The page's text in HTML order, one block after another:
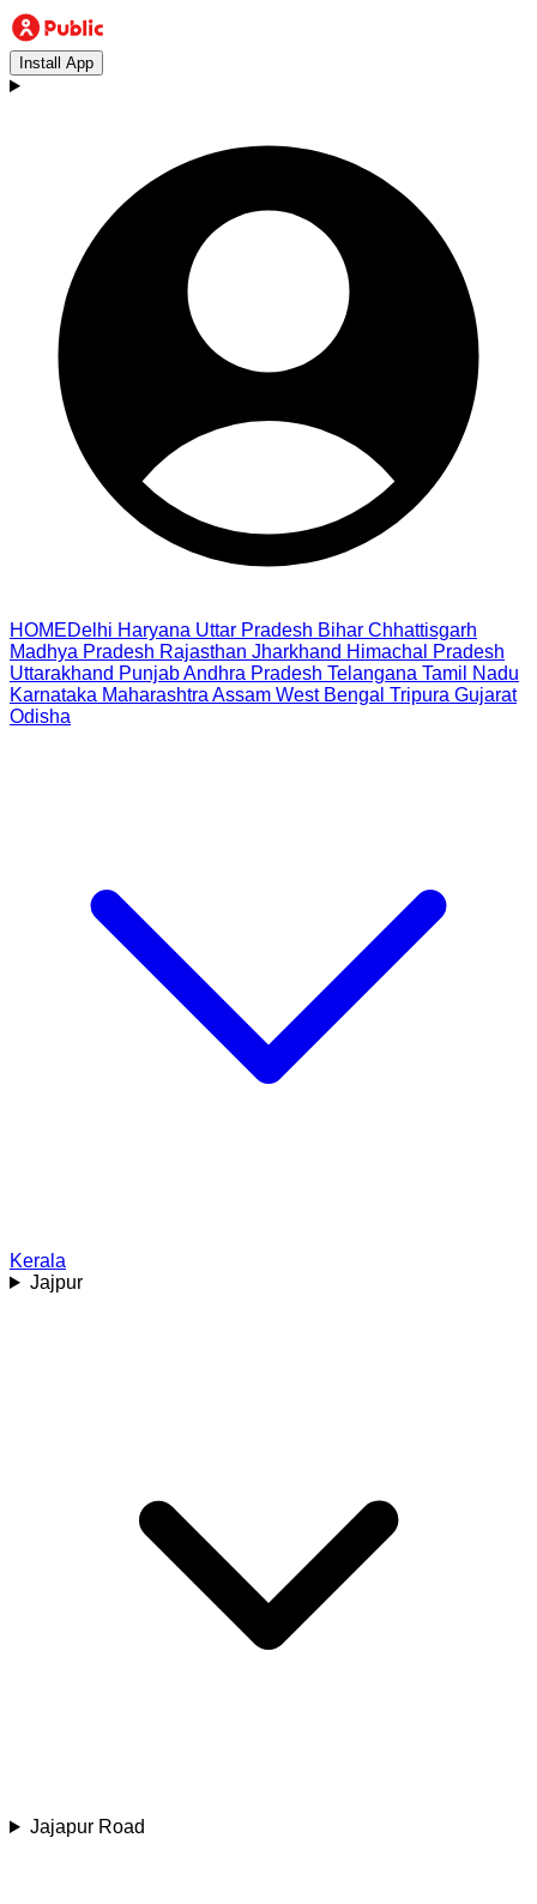
Install App
HOMEDelhi Haryana Uttar Pradesh Bihar Chhattisgarh
Madhya Pradesh Rajasthan Jharkhand Himachal Pradesh
Uttarakhand PunjabAndhra Pradesh Telangana Tamil Nadu
Karnataka Maharashtra Assam West Bengal Tripura Gujarat
Odisha
Kerala
Jajpur
Jajapur Road